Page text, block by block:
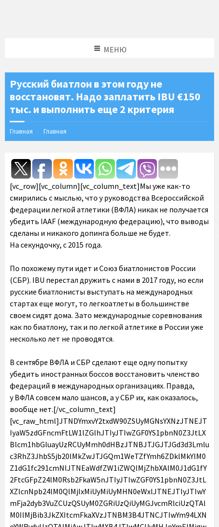
МЕНЮ
Русский биатлон в этом году не
восстановят. Надо заплатить IBU €150
тыс. и выполнить еще 2 критерия
Главная Главная
[vc_row][vc_column][vc_column_text]Мы уже как-то
смирились с мыслью, что у руководства Всероссийской
федерации легкой атлетики (ВФЛА) никак не получается
убедить IAAF (международную федерацию), что выводы
сделаны и никакого допинга больше не будет.
На секундочку, с 2015 года.
По похожему пути идет и Союз биатлонистов России
(СБР). IBU перестал дружить с нами в 2017 году, но если
русские биатлонисты выступать на международных
стартах еще могут, то легкоатлеты в большинстве
своем сидят дома. Зато международные соревнования
как по биатлону, так и по легкой атлетике в России уже
несколько лет не проводятся.
В сентябре ВФЛА и СБР сделают еще одну попытку убедить иностранных боссов восстановить членство федераций в международных организациях. Правда, у ВФЛА совсем мало шансов, а у СБР их, как оказалось, вообще нет.[/vc_column_text][vc_raw_html]JTNDYmxvY2txdW90ZSUyMGNsYXNzJTNEJTIyaW5zdGFncmFtLW1lZGlhJTIyJTIwZGF0YS1pbnN0Z3JtLXBlcm1hbGluayUzRCUyMmh0dHBzJTNBJTJGJTJGd3d3Lmluc3RhZ3JhbS5jb20lMkZwJTJGQm1WeTZfYmh6ZDklMkYlM0Z1dG1fc291cmNlJTNEaWdfZW1iZWQlMjZhbXAlM0J1dG1fY2FtcGFpZ24lM0Rsb2FkaW5nJTIyJTIwZGF0YS1pbnN0Z3JtLXZlcnNpb24lM0QlMjIxMiUyMiUyMHN0eWxlJTNEJTIyJTIwYmFja2dyb3VuZCUzQSUyM0ZGRiUzQiUyMGJvcmRlciUzQTAlM0IlMjBib3JkZXItcmFkaXVzJTNBM3B4JTNCJTIwYm94LXNoYWRvdyUzQTAlMjAwJTIwMXB4JTIwMCUyMHJnYmElMjgwJTJDMCUyQzAlMkMwLjUlMjklMkMwJTIwMXB4JTIwMTBweCUyMDAlMjByZ2JhJTI4MCUyQzAlMkMwJTJDMC4xNSUyOSUzQiUyMG1hcmdpbiUzQSUyMDFweCUzQiUyMG1heC13aWR0aCUzQTU0MHB4JTNCJTIwbWluLXdpZHRoJTNBMzI2cHglM0IlMjBwYWRkaW5nJTNBMCUzQiUyMHdpZHRoJTNBOTkuMzc1JTI1JTNCJTIwd2lkdGglM0Etd2Via2l0LWNhbGMlMjgxMDAlMjUlMjAtJTIwMnB4JTI5JTNCJTIwd2lkdGglM0FjYWxjJTI4MTAwJTI1JTIwLSUyMDJweCUyOSUzQiUyMiUzRSUzQ2RpdiUyMHN0eWxlJTNEJTIycGFkZGluZyUzQTE2cHglM0IlMjIlM0UlMjAlM0NhJTIwaHJlZiUzRCUyMmh0dHBzJTNBJTJGJTJGd3d3Lmluc3RhZ3JhbS5jb20lMkZwJTJGQm1WeTZfYmh6ZDklMkYlM0Z1dG1fc291cmNlJTNEaWdfZW1iZWQlMjZhbXAlM0J1dG1fY2FtcGFpZ24lM0Rsb2FkaW5nJTIyJTIwc3R5bGUlM0QlMjIlMjBiYWNrZ3JvdW5kJTNBJTIzRkZGRkZGJTNCJTIwbGluZS1oZWlnaHQlM0EwJTNCJTIwcGFkZGluZyUzQTAlMjAwJTNCJTIwdGV4dC1hbGlnbiUzQWNlbnRlciUzQiUyMHRleHQtZGVjb3JhdGlvbiUzQW5vbmUlM0IlMjB3aWR0aCUzQTEwMCUyNSUzQiUyMiUyMHRhcmdldCUzRCUyMl9ibGFuayUyMiUzRSUyMCUzQ2RpdiUyMHN0eWxlJTNEJTIyJTIwZGlzcGxheSUzQSUyMGZsZXglM0IlMjBmbGV4LWRpcmVjdGlvbiUzQSUyMHJvdyUzQiUyMGFsaWduLWl0ZW1zJTNBJTIwY2VudGVyJTNCJTIyJTNFJTIwJTNDZGl2JTIwc3R5bGUlM0QlMjJiYWNrZ3JvdW5kLWNvbG9yJTNBJTIwJTIzRjRGNEY0JTNCJTIwYm9yZGVyLXJhZGl1cyUzQSUyMDUwJTI1JTNCJTIwZmxleC1ncm93JTNBJTIwMCUzQiUyMGhlaWdodCUzQSUyMDQwcHglM0IlMjBtYXJnaW4tcmlnaHQlM0ElMjAxNHB4JTNCJTIwd2lkdGglM0ElMjA0MHB4JTNCJTIyJTNFJTNDJTJGZGl2JTNFJTIwJTNDZGl2JTIwc3R5bGUlM0QlMjJkaXNwbGF5JTNBJTIwZmxleCUzQiUyMGZsZXgtZGlyZWN0aW9uJTNBJTIwY29sdW1uJTNCJTIwZmxleC1ncm93JTNBJTIwMSUzQiUyMGp1c3RpZnktY29udGVudCUzQSUyMGNlbnRlciUzQiUyMiUzRSUyMCUzQ2RpdiUyMHN0eWxlJTNEJTIyJTIwYmFja2dyb3VuZC1jb2xvciUzQSUyMCUyM0Y0RjRGNCUzQiUyMGJvcmRlci1yYWRpdXMlM0ElMjA0cHglM0IlMjBmbGV4LWdyb3clM0ElMjAwJTNCJTIwaGVpZ2h0JTNBJTIwMTRweCUzQiUyMG1hcmdpbi1ib3R0b20lM0ElMjA2cHglM0IlMjB3aWR0aCUzQSUyMDEwMHB4JTNCJTIyJTNFJTNDJTJGZGl2JTNFJTIwJTNDZGl2JTIwc3R5bGUlM0QlMjIlMjBiYWNrZ3JvdW5kLWNvbG9yJTNBJTIwJTIzRjRGNEY0JTNCJTIwYm9yZGVyLXJhZGl1cyUzQSUyMDRweCUzQiUyMGZsZXgtZ3JvdyUzQSUyMDAlM0IlMjBoZWlnaHQlM0ElMjAxNHB4JTNCJTIwd2lkdGglM0ElMjA2MHB4JTNCJTIyJTNFJTNDJTJGZGl2JTNFJTNDJTJGZGl2JTNFJTNDJTJGZGl2JTNFJTNDZGl2JTIwc3R5bGUlM0QlMjJwYWRkaW5nJTNBJTIwMTklMjUlMjAwJTNCJTIyJTNFJTNDJTJGZGl2JTNFJTIwJTNDZGl2JTIwc3R5bGUlM0QlMjJkaXNwbGF5JTNBYmxvY2slM0IlMjBoZWlnaHQlM0E1MHB4JTNCJTIwbWFyZ2luJTNBMCUyMGF1dG8lMjAxMnB4JTNCJTIwd2lkdGglM0E1MHB4JTNCJTIyJTNFJTNDc3ZnJTIwd2lkdGglM0QlMjI1MHB4JTIyJTIwaGVpZ2h0JTNEJTIyNTBweCUyMiUyMHZpZXdCb3glM0QlMjIwJTIwMCUyMDYwJTIwNjAlMjIlMjB2ZXJzaW9uJTNEJTIyMS4xJTIyJTIweG1sbnMlM0QlMjJodHRwcyUzQSUyRiUyRnd3dy53My5vcmclMkYyMDAwJTJGc3ZnJTIyJTIweG1sbnMlM0F4bGluayUzRCUyMmh0dHBzJTNBJTJGJTJGd3d3LnczLm9yZyUyRjE5OTklMkZ4bGluayUyMiUzRSUzQ2clMjBzdHJva2UlM0QlMjJub25lJTIyJTIwc3Ryb2tlLXdpZHRoJTNEJTIyMSUyMiUyMGZpbGwlM0QlMjJub25lJTIyJTIwZmlsbC1ydWxlJTNEJTIyZXZlbm9kZCUyMiUzRSUzQ2clMjB0cmFuc2Zvcm0lM0QlMjJ0cmFuc2xhdGUlMjgtNTExLjAwMDAwMCUyQyUyMC0yMC4wMDAwMDAlMjklMjIlMjBmaWxsJTNEJTIyJTIzMDAwMDAwJTIyJTNFJTNDZyUzRSUzQ3BhdGglMjBkJTNEJTIyTTU1Ni44NjklMkMzMC40MSUyMEM1NTQuODE0JTJDMzAuNDElMjA1NTMuMTQ4JTJDMzIuMDc2JTIwNTUzLjE0OCUyQzM0LjEzMSUyMEM1NTMuMTQ4JTJDMzYuMTg2JTIwNTU0LjgxNCUyQzM3Ljg1MiUyMDU1Ni44NjklMkMzNy44NTIlMjBDNTU4LjkyNCUyQzM3Ljg1MiUyMDU2MC41OSUyQzM2LjE4NiUyMDU2MC41OSUyQzM0LjEzMSUyMEM1NjAuNTklMkMzMi4wNzYlMjA1NTguOTI0JTJDMzAuNDElMjA1NTYuODY5JTJDMzAuNDElMjBNNTQxJTJDNjAuNjU3JTIwQzUzNS4xMTQlMkM2MC42NTclMjA1MzAuMzQyJTJDNTUuODg3JTIwNTMwLjM0MiUyQzUwJTIwQzUzMC4zNDIlMkM0NC4xMTQlMjA1MzUuMTE0JTJDMzkuMzQyJTIwNTQxJTJDMzkuMzQyJTIwQzU0Ni44ODclMkMzOS4zNDIlMjA1NTEuNjU4JTJDNDQuMTE0JTIwNTUxLjY1OCUyQzUwJTIwQzU1MS42NTglMkM1NS44ODclMjA1NDYuODg3JTJDNjAuNjU3JTIwNTQxJTJDNjAuNjU3JTIwTTU0MSUyQzMzLjg4NiUyMEM1MzIuMSUyQzMzLjg4NiUyMDUyNC44ODYlMkM0MS4xJTIwNTI0Ljg4NiUyQzUwJTIwQzUyNC44ODYlMkM1OC44OTklMjA1MzIuMSUyQzY2LjExMyUyMDU0MSUyQzY2LjExMyUyMEM1NDkuOSUyQzY2LjExMyUyMDU1Ny4xMTUlMkM1OC44OTklMjA1NTcuMTE1JTJDNTAlMjBDNTU3LjExNSUyQzQxLjElMjA1NDkuOSUyQzMzLjg4NiUyMDU0MSUyQzMzLjg4NiUyME01NjUuMzc4JTJDNjIuMTAxJTIwQzU2NS4yNDQlMkM2NS4wMjIlMjA1NjQuNzU2JTJDNjYuNjA2JTIwNTY0LjM0NiUyQzY3LjY2MyUyMEM1NjMuODAzJTJDNjkuMDYlMjA1NjMuMTU0JTJDNzAuMDU3JTIwNTYyLjEwNiUyQzcxLjEwNiUyMEM1NjEuMDU4JTJDNzIuMTU1JTIwNTYwLjA2JTJDNzIuODAzJTIwNTU4LjY2MiUyQzczLjM0NyUyMEM1NTcuNjA3JTJDNzMuNzU3JTIwNTU2LjAyMSUyQzc0LjI0NCUyMDU1My4xMDIlMkM3NC4zNzglMjBDNTQ5Ljk0NCUyQzc0LjUyMSUyMDU0OC45OTclMkM3NC41NTIlMjA1NDElMkM3NC41NTIlMjBDNTMzLjAwMyUyQzc0LjU1MiUyMDUzMi4wNTYlMkM3NC41MjElMjA1MjguODk4JTJDNzQuMzc4JTIwQzUyNS45NzklMkM3NC4yNDQlMjA1MjQuMzkzJTJDNzMuNzU3JTIwNTIzLjMzOCUyQzczLjM0NyUyMEM1MjEuOTQlMkM3Mi44MDMlMjA1MjAuOTQyJTJDNzIuMTU1JTIwNTE5Ljg5NCUyQzcxLjEwNiUyMEM1MTguODQ2JTJDNzAuMDU3JTIwNTE4LjE5NyUyQzY5LjA2JTIwNTE3LjY1NCUyQzY3LjY2MyUyMEM1MTcuMjQ0JTJDNjYuNjA2JTIwNTE2Ljc1NSUyQzY1LjAyMiUyMDUxNi42MjMlMkM2Mi4xMDElMjBDNTE2LjQ3OSUyQzU4Ljk0MyUyMDUxNi40NDglMkM1Ny45OTYlMjA1MTYuNDQ4JTJDNTAlMjBDNTE2LjQ0OCUyQzQyLjAwMyUyMDUxNi40NzklMkM0MS4wNTYlMjA1MTYuNjIzJTJDMzcuODk5JTIwQzUxNi43NTUlMkMzNC45NzglMjA1MTcuMjQ0JTJDMzMuMzkxJTIwNTE3LjY1NCUyQzMyLjMzOCUyMEM1MTguMTk3JTJDMzAuOTM4JTIwNTE4Ljg0NiUyQzI5Ljk0MiUyMDUxOS44OTQlMkMyOC44OTQlMjBDNTIwLjk0MiUyQzI3Ljg0NiUyMDUyMS45NCUyQzI3LjE5NiUyMDUyMy4zMzglMkMyNi42NTQlMjBDNTI0LjM5MyUyQzI2LjI0NCUyMDUyNS45NzklMkMyNS43NTYlMjA1MjguODk4JTJDMjUuNjIzJTIwQzUzMi4wNTclMkMyNS40NzklMjA1MzMuMDA0JTJDMjUuNDQ4JTIwNTQxJTJDMjUuNDQ4JTIwQzU0OC45OTclMkMyNS40NDglMjA1NDkuOTQzJTJDMjUuNDc5JTIwNTUzLjEwMiUyQzI1LjYyMyUyMEM1NTYuMDIxJTJDMjUuNzU2JTIwNTU3LjYwNyUyQzI2LjI0NCUyMDU1OC42NjIlMkMyNi42NTQlMjBDNTYwLjA2JTJDMjcuMTk2JTIwNTYxLjA1OCUyQzI3Ljg0NiUyMDU2Mi4xMDYlMkMyOC44OTQlMjBDNTYzLjE1NCUyQzI5Ljk0MiUyMDU2My44MDMlMkMzMC45MzglMjA1NjQuMzQ2JTJDMzIuMzM4JTIwQzU2NC43NTYlMkMzMy4zOTElMjA1NjUuMjQ0JTJDMzQuOTc4JTIwNTY1LjM3OCUyQzM3Ljg5OSUyMEM1NjUuNTIyJTJDNDEuMDU2JTIwNTY1LjU1MiUyQzQyLjAwMyUyMDU2NS41NTIlMkM1MCUyMEM1NjUuNTUyJTJDNTcuOTk2JTIwNTY1LjUyMiUyQzU4Ljk0MyUyMDU2NS4zNzglMkM2Mi4xMDElMjBNNTcwLjgyJTJDMzcuNjMxJTIwQzU3MC42NzQlMkMzNC40MzglMjA1NzAuMTY3JTJDMzIuMjU4JTIwNTY5LjQyNSUyQzMwLjM0OSUyMEM1NjguNjU5JTJDMjguMzc3JTIwNTY3LjYzMyUyQzI2LjcwMiUyMDU2NS45NjUlMkMyNS4wMzUlMjBDNTY0LjI5NyUyQzIzLjM2OCUyMDU2Mi42MjMlMkMyMi4zNDIlMjA1NjAuNjUyJTJDMjEuNTc1JTIwQzU1OC43NDMlMkMyMC44MzQlMjA1NTYuNTYyJTJDMjAuMzI2JTIwNTUzLjM2OSUyQzIwLjE4JTIwQzU1MC4xNjklMkMyMC4wMzMlMjA1NDkuMTQ4JTJDMjAlMjA1NDElMkMyMCUyMEM1MzIuODUzJTJDMjAlMjA1MzEuODMxJTJDMjAuMDMzJTIwNTI4LjYzMSUyQzIwLjE4JTIwQzUyNS40MzglMkMyMC4zMjYlMjA1MjMuMjU3JTJDMjAuODM0JTIwNTIxLjM0OSUyQzIxLjU3NSUyMEM1MTkuMzc2JTJDMjIuMzQyJTIwNTE3LjcwMyUyQzIzLjM2OCUyMDUxNi4wMzUlMkMyNS4wMzUlMjBDNTE0LjM2OCUyQzI2LjcwMiUyMDUxMy4zNDIlMkMyOC4zNzclMjA1MTIuNTc0JTJDMzAuMzQ5JTIwQzUxMS44MzQlMkMzMi4yNTglMjA1MTEuMzI2JTJDMzQuNDM4JTIwNTExLjE4MSUyQzM3LjYzMSUyMEM1MTEuMDM1JTJDNDAuODMxJTIwNTExJTJDNDEuODUxJTIwNTExJTJDNTAlMjBDNTExJTJDNTguMTQ3JTIwNTExLjAzNSUyQzU5LjE3JTIwNTExLjE4MSUyQzYyLjM2OSUyMEM1MTEuMzI2JTJDNjUuNTYyJTIwNTExLjgzNCUyQzY3Ljc0MyUyMDUxMi41NzQlMkM2OS42NTElMjBDNTEzLjM0MiUyQzcxLjYyNSUyMDUxNC4zNjglMkM3My4yOTYlMjA1MTYuMDM1JTJDNzQuOTY1JTIwQzUxNy43MDMlMkM3Ni42MzQlMjA1MTkuMzc2JTJDNzcuNjU4JTIwNTIxLjM0OSUyQzc4LjQyNSUyMEM1MjMuMjU3JTJDNzkuMTY3JTIwNTI1LjQzOCUyQzc5LjY3MyUyMDUyOC42MzElMkM3OS44MiUyMEM1MzEuODMxJTJDNzkuOTY1JTIwNTMyLjg1MyUyQzgwLjAwMSUyMDU0MSUyQzgwLjAwMSUyMEM1NDkuMTQ4JTJDODAuMDAxJTIwNTUwLjE2OSUyQzc5Ljk2NSUyMDU1My4zNjklMkM3OS44MiUyMEM1NTYuNTYyJTJDNzkuNjczJTIwNTU4Ljc0MyUyQzc5LjE2NyUyMDU2MC42NTIlMkM3OC40MjUlMjBDNTYyLjYyMyUyQzc3LjY1OCUyMDU2NC4yOTclMkM3Ni42MzQlMjA1NjUuOTY1JTJDNzQuOTY1JTIwQzU2Ny42MzMlMkM3My4yOTYlMjA1NjguNjU5JTJDNzEuNjI1JTIwNTY5LjQyNSUyQzY5LjY1MSUyMEM1NzAuMTY3JTJDNjcuNzQzJTIwNTcwLjY3NCUyQzY1LjU2MiUyMDU3MC44MiUyQzYyLjM2OSUyMEM1NzAuOTY2JTJDNTkuMTclMjA1NzElMkM1OC4xNDclMjA1NzElMkM1MCUyMEM1NzElMkM0MS44NTElMjA1NzAuOTY2JTJDNDAuODMxJTIwNTcwLjgyJTJDMzcuNjMxJTIyJTNFJTNDJTJGcGF0aCUzRSUzQyUyRmclM0UlM0MlMkZnJTNFJTNDJTJGZyUzRSUzQyUyRnN2ZyUzRSUzQyUyRmRpdiUzRSUzQ2RpdiUyMHN0eWxlJTNEJTIycGFkZGluZy10b3AlM0ElMjA4cHglM0IlMjIlM0UlMjAlM0NkaXYlMjBzdHlsZSUzRCUyMiUyMGNvbG9yJTNBJTIzMzg5N2YwJTNCJTIwZm9udC1mYW1pbHklM0FBcmlhbCUyQ3NhbnMtc2VyaWYlM0IlMjBmb250LXNpemUlM0ExNHB4JTNCJTIwZm9udC1zdHlsZSUzQW5vcm1hbCUzQiUyMGZvbnQtd2VpZ2h0JTNBNTUwJTNCJTIwbGluZS1oZWlnaHQlM0ExOHB4JTNCJTIyJTNFJTIwJUQwJTlGJUQwJUJFJUQxJTgxJUQwJUJDJUQwJUJFJUQxJTgyJUQxJTgwJUQwJUI1JUQxJTgyJUQxJThDJTIwJUQxJThEJUQxJTgyJUQxJTgzJTIwJUQwJUJGJUQxJTgzJUQwJUIxJUQwJUJCJUQwJUI4JUQwJUJBJUQwJUIwJUQxJTg2JUQwJUI4JUQxJThFJTIwJUQwJUIyJTIwSW5zdGFncmFtJTNDJTJGZGl2JTNFJTNDJTJGZGl2JTNFJTNDZGl2JTIwc3R5bGUlM0QlMjJwYWRkaW5nJTNBJTIwMTIuNSUyNSUyMDAlM0IlMjIlM0UlM0MlMkZkaXYlM0UlMjAlM0NkaXYlMjBzdHlsZSUzRCUyMmRpc3BsYXklM0ElMjBmbGV4JTNCJTIwZmxleC1kaXJlY3Rpb24lM0ElMjByb3clM0IlMjBtYXJnaW4tYm90dG9tJTNBJTIwMTRweCUzQiUyMGFsaWduLWl0ZW1zJTNBJTIwY2VudGVyJTNCJTIyJTNFJTNDZGl2JTNFJTIwJTNDZGl2JTIwc3R5bGUlM0QlMjJiYWNrZ3JvdW5kLWNvbG9yJTNBJTIwJTIzRjRGNEY0JTNCJTIwYm9yZGVyLXJhZGl1cyUzQSUyMDUwJTI1JTNCJTIwaGVpZ2h0JTNBJTIwMTIuNXB4JTNCJTIwd2lkdGglM0ElMjAxMi41cHglM0IlMjB0cmFuc2Zvcm0lM0ElMjB0cmFuc2xhdGVYJTI4MHB4JTI5JTIwdHJhbnNsYXRlWSUyODdweCUyOSUzQiUyMiUzRSUzQyUyRmRpdiUzRSUyMCUzQ2RpdiUyMHN0eWxlJTNEJTIyYmFja2dyb3VuZC1jb2xvciUzQSUyMCUyM0Y0RjRGNCUzQiUyMGhlaWdodCUzQSUyMDEyLjVweCUzQiUyMHRyYW5zZm9ybSUzQSUyMHJvdGF0ZSUyOC00NWRlZyUyOSUyMHRyYW5zbGF0ZVglMjgzcHglMjklMjB0cmFuc2xhdGVZJTI4MXB4JTI5JTNCJTIwd2lkdGglM0ElMjAxMi41cHglM0IlMjBmbGV4LWdyb3clM0ElMjAwJTNCJTIwbWFyZ2luLXJpZ2h0JTNBJTIwMTRweCUzQiUyMG1hcmdpbi1sZWZ0JTNBJTIwMnB4JTNCJTIyJTNFJTNDJTJGZGl2JTNFJTIwJTNDZGl2JTIwc3R5bGUlM0QlMjJiYWNrZ3JvdW5kLWNvbG9yJTNBJTIwJTIzRjRGNEY0JTNCJTIwYm9yZGVyLXJhZGl1cyUzQSUyMDUwJTI1JTNCJTIwaGVpZ2h0JTNBJTIwMTIuNXB4JTNCJTIwd2lkdGglM0ElMjAxMi41cHglM0IlMjB0cmFuc2Zvcm0lM0ElMjB0cmFuc2xhdGVYJTI4OXB4JTI5JTIwdHJhbnNsYXRlWSUyOC0xOHB4JTI5JTNCJTIyJTNFJTNDJTJGZGl2JTNFJTNDJTJGZGl2JTNFJTNDZGl2JTIwc3R5bGUlM0QlM